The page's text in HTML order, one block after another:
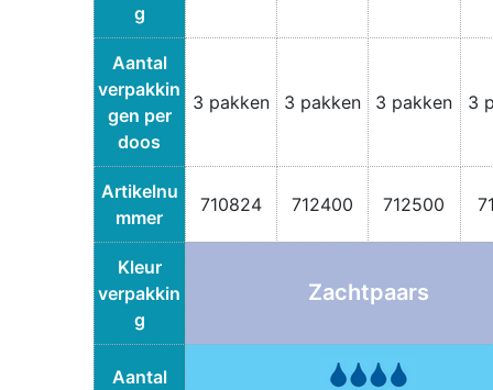
g
Aantal
verpakkin
gen per
doos
3 pakken 3 pakken 3 pakken 3
Artikelnu
mmer
710824 712400 712500
Kleur
verpakkin
g
Zachtpaars
Aantal